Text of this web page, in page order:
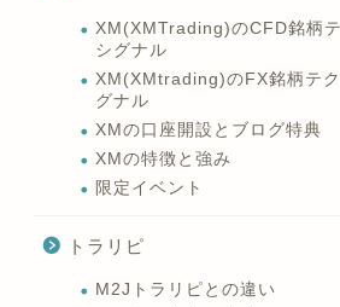
XM(XMTrading)のCFD銘柄
シグナル
XM(XMtrading)のFX銘柄テ
グナル
XMの口座開設とブログ特典
XMの特徴と強み
限定イベント
トラリピ
M2Jトラリピとの違い